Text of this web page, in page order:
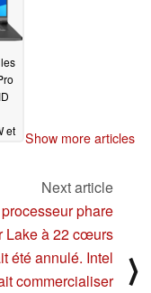
et
Show more articles
Next article
phare
Lake à 22 cœurs
été annulé. Intel
commercialiser
⟩